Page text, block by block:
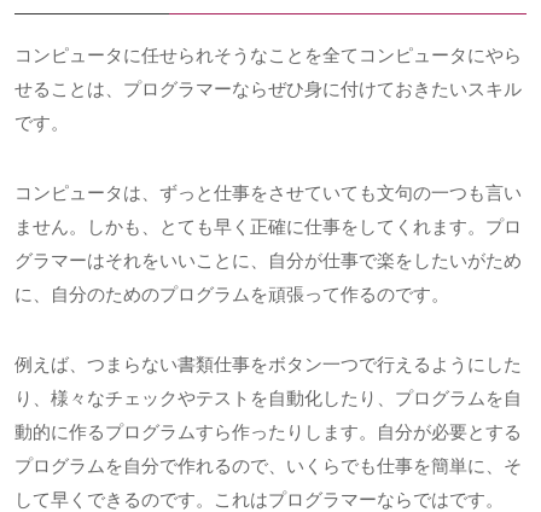
コンピュータに任せられそうなことを全てコンピュータにやら
せることは、プログラマーならぜひ身に付けておきたいスキル
です。
コンピュータは、ずっと仕事をさせていても文句の一つも言い
ません。しかも、とても早く正確に仕事をしてくれます。プロ
グラマーはそれをいいことに、自分が仕事で楽をしたいがため
に、自分のためのプログラムを頑張って作るのです。
例えば、つまらない書類仕事をボタン一つで行えるようにした
り、様々なチェックやテストを自動化したり、プログラムを自
動的に作るプログラムすら作ったりします。自分が必要とする
プログラムを自分で作れるので、いくらでも仕事を簡単に、そ
して早くできるのです。これはプログラマーならではです。